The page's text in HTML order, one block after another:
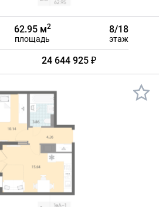
62.95 м2
площадь
8/18
этаж
24 644 925 ₽